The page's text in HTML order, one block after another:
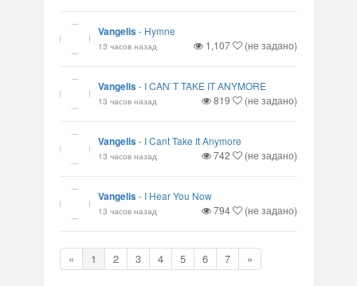
Vangelis- Hymne
13 часов назад 1,107 (не задано)
Vangelis- I CAN`T TAKE IT ANYMORE
13 часов назад 819 (не задано)
Vangelis- I Cant Take It Anymore
13 часов назад 742 (не задано)
Vangelis- I Hear You Now
13 часов назад 794 (не задано)
« 1 2 3 4 5 6 7 »